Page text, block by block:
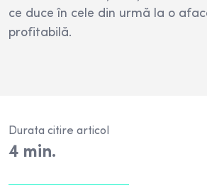
ce duce în cele din urmă la o
profitabilă.
Durata citire articol
4 min.